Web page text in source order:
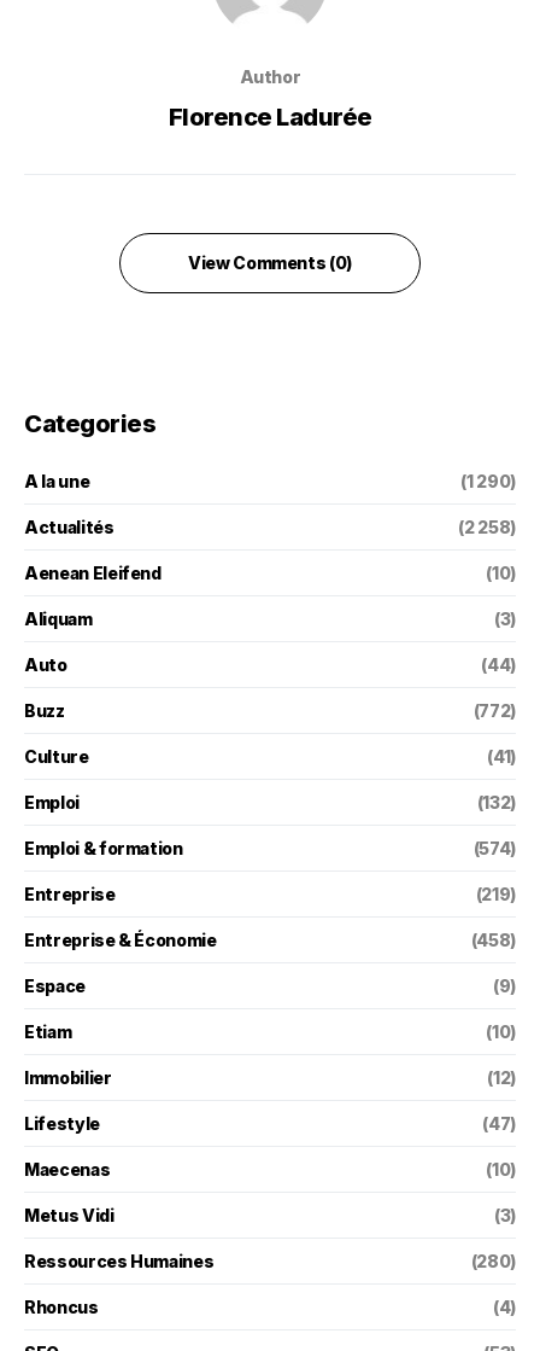
Author
Florence Ladurée
View Comments (0)
Categories
A la une (1 290)
Actualités (2 258)
Aenean Eleifend (10)
Aliquam (3)
Auto (44)
Buzz (772)
Culture (41)
Emploi (132)
Emploi & formation (574)
Entreprise (219)
Entreprise & Économie (458)
Espace (9)
Etiam (10)
Immobilier (12)
Lifestyle (47)
Maecenas (10)
Metus Vidi (3)
Ressources Humaines (280)
Rhoncus (4)